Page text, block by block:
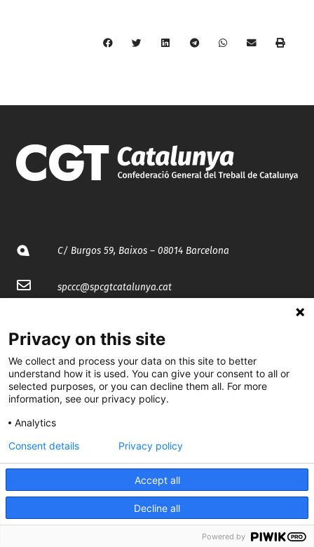
C/ Burgos 59, Baixos – 08014 Barcelona
spccc@spcgtcatalunya.cat
@CGTCatalunya
cgtcatalunya
cgtcatalunya
Desenvolupat per
Privacy on this site
We collect and process your data on this site to better
understand how it is used. You can give your consent to all or
selected purposes, or you can decline them all. For more
information, see our privacy policy.
Analytics
Accept all
Decline all
Consent details Privacy policy
Powered by